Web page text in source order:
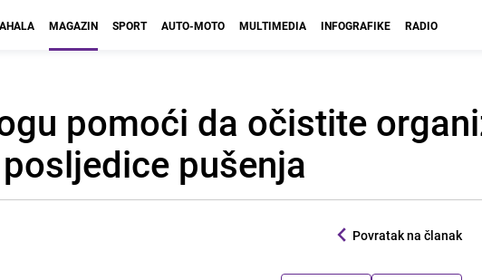
MAGAZIN SPORT AUTO-MOTO MULTIMEDIA INFOGRAFIKE RADIO
pomoći da očistite
pušenja
Povratak na članak